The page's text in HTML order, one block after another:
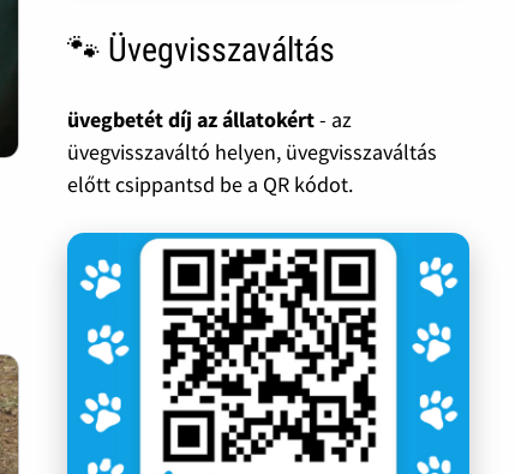
🐾 Üvegvisszaváltás
üvegbetét díj az állatokért- az
üvegvisszaváltó helyen, üvegvisszaváltás
előtt csippantsd be a QR kódot.